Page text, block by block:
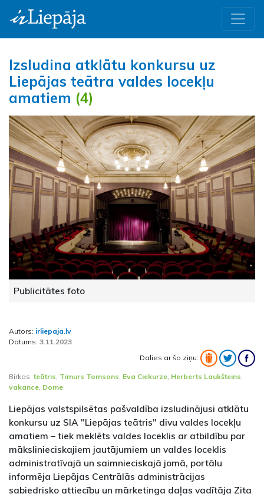
Izsludina atklātu konkursu uz
Liepājas teātra valdes locekļu
amatiem (4)
Publicitātes foto
Autors: irliepaja.lv
Datums: 3.11.2023
Dalies ar šo ziņu:
Birkas:teātris, Timurs Tomsons, Eva Ciekurze, Herberts Laukšteins,
vakance, Dome
Liepājas valstspilsētas pašvaldība izsludinājusi atklātu
konkursu uz SIA "Liepājas teātris" divu valdes locekļu
amatiem – tiek meklēts valdes loceklis ar atbildību par
mākslinieciskajiem jautājumiem un valdes loceklis
administratīvajā un saimnieciskajā jomā, portālu
informēja Liepājas Centrālās administrācijas
sabiedrisko attiecību un mārketinga daļas vadītāja Zita